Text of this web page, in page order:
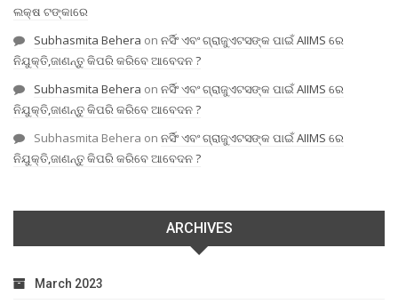
ଲକ୍ଷ ଟଙ୍କାରେ
Subhasmita Behera on ନର୍ସିଂ ଏବଂ ଗ୍ରାଜୁଏଟସଙ୍କ ପାଇଁ AIIMS ରେ
ନିଯୁକ୍ତି,ଜାଣନ୍ତୁ କିପରି କରିବେ ଆବେଦନ ?
Subhasmita Behera on ନର୍ସିଂ ଏବଂ ଗ୍ରାଜୁଏଟସଙ୍କ ପାଇଁ AIIMS ରେ
ନିଯୁକ୍ତି,ଜାଣନ୍ତୁ କିପରି କରିବେ ଆବେଦନ ?
Subhasmita Behera on ନର୍ସିଂ ଏବଂ ଗ୍ରାଜୁଏଟସଙ୍କ ପାଇଁ AIIMS ରେ
ନିଯୁକ୍ତି,ଜାଣନ୍ତୁ କିପରି କରିବେ ଆବେଦନ ?
ARCHIVES
March 2023